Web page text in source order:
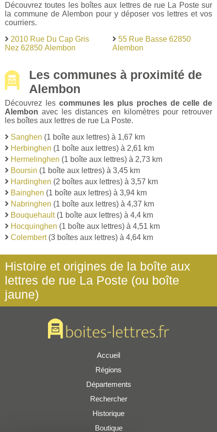
Découvrez toutes les boîtes aux lettres de rue La Poste sur
la commune de Alembon pour y déposer vos lettres et vos
courriers.
2010 Rue Du Cap Gris
Nez 62850 Alembon
55 Rue Basse 62850
Alembon
Les communes à proximité de
Alembon
Découvrez les communes les plus proches de celle de
Alembon avec les distances en kilomètres pour retrouver
les boîtes aux lettres de rue La Poste.
Sanghen (1 boîte aux lettres) à 1,67 km
Herbinghen (1 boîte aux lettres) à 2,61 km
Hermelinghen (1 boîte aux lettres) à 2,73 km
Boursin (1 boîte aux lettres) à 3,45 km
Hardinghen (2 boîtes aux lettres) à 3,57 km
Bainghen (1 boîte aux lettres) à 3,94 km
Nabringhen (1 boîte aux lettres) à 4,37 km
Bouquehault(1 boîte aux lettres) à 4,4 km
Hocquinghen (1 boîte aux lettres) à 4,51 km
Colembert(3 boîtes aux lettres) à 4,64 km
Histoire et origines de la boîte aux
lettres de rue La Poste (ou boîte
jaune)
Accueil
Régions
Départements
Rechercher
Historique
Boutique